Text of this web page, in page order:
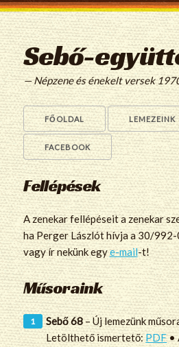
Sebő-
— Népzene és énekelt versek
FŐOLDAL LEMEZEINK
FACEBOOK
Fellépések
A zenekar fellépéseit a zenekar
ha Perger Lászlót hívja a 30/
vagy ír nekünk egye-mail-t!
Műsoraink
Sebő 68 – Új lemezünk
Letölthető ismertető: PDF•